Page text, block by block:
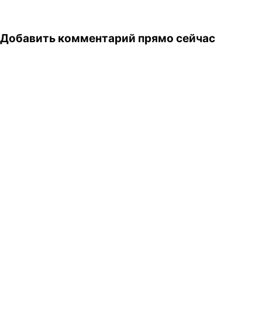
Добавить комментарий прямо сейчас